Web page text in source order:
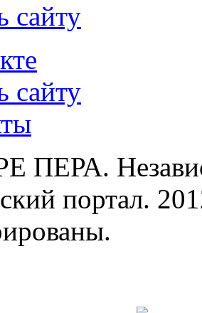
сайту
сайту
ПЕРА.
портал.